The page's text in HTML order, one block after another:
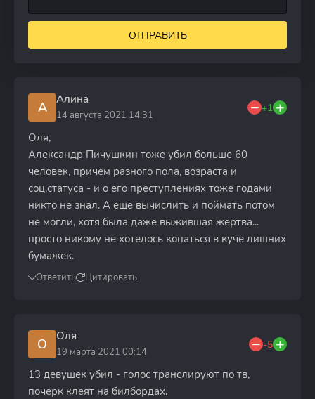
ОТПРАВИТЬ
А Алина
14 августа 2021 14:31
+1
Оля,
Александр Пичушкин тоже убил больше 60
человек, причем разного пола, возраста и
соц.статуса - и о его преступлениях тоже годами
никто не знал. А еще вычислить и поймать потом
не могли, хотя была даже выжившая жертва...
просто никому не хотелось копаться в куче лишних
бумажек.
Ответить Цитировать
О Оля
19 марта 2021 00:14
-5
13 девушек убил - голос транслируют по тв,
почерк клеят на билбордах.